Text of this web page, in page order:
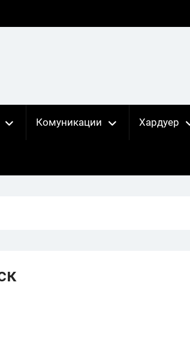
Комуникации Хардуер